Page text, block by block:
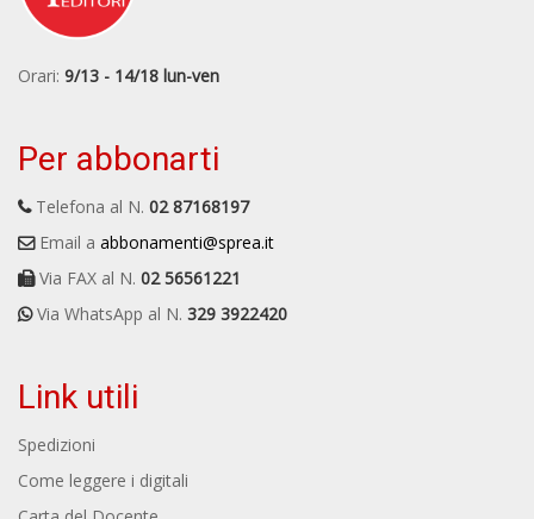
Orari: 9/13 - 14/18 lun-ven
Per abbonarti
Telefona al N. 02 87168197
Email a abbonamenti@sprea.it
Via FAX al N. 02 56561221
Via WhatsApp al N. 329 3922420
Link utili
Spedizioni
Come leggere i digitali